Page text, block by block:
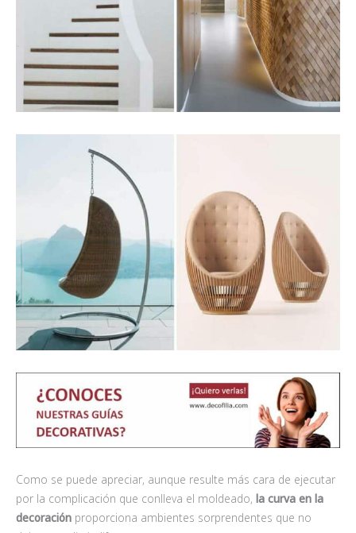
Como se puede apreciar, aunque resulte más cara de ejecutar
por la complicación que conlleva el moldeado, la curva en la
decoración proporciona ambientes sorprendentes que no